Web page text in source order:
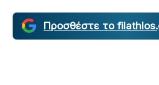
Προσθέστε το